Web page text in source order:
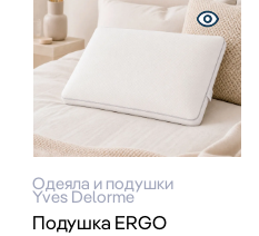
Одеяла и подушки
Yves Delorme
Подушка ERGO